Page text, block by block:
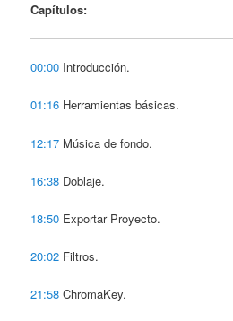
Capítulos:
00:00 Introducción.
01:16 Herramientas básicas.
12:17 Música de fondo.
16:38 Doblaje.
18:50 Exportar Proyecto.
20:02 Filtros.
21:58 ChromaKey.